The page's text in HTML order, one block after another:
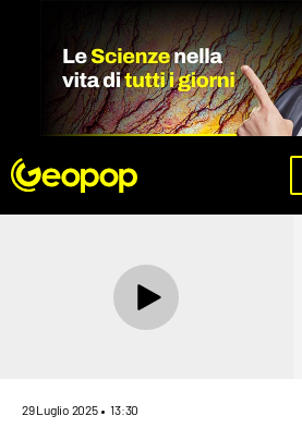
29 Luglio 2025 13:30